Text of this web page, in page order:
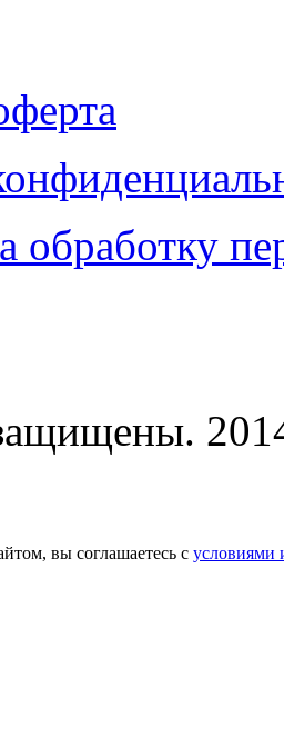
обработку
вы соглашаетесь с условиями